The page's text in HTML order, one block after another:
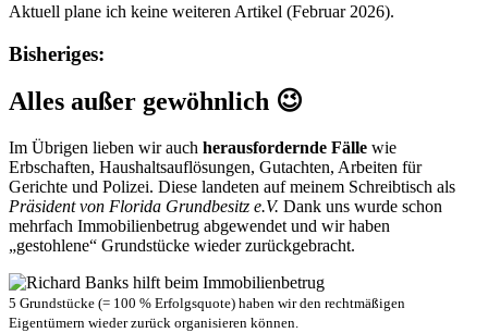
Aktuell plane ich keine weiteren Artikel (Februar 2026).
Bisheriges:
Alles außer gewöhnlich 😉
Im Übrigen lieben wir auch herausfordernde Fälle wie
Erbschaften, Haushaltsauflösungen, Gutachten, Arbeiten für
Gerichte und Polizei. Diese landeten auf meinem Schreibtisch als
Präsident von Florida Grundbesitz e.V. Dank uns wurde schon
mehrfach Immobilienbetrug abgewendet und wir haben
„gestohlene“ Grundstücke wieder zurückgebracht.
5 Grundstücke (= 100 % Erfolgsquote) haben wir den rechtmäßigen
Eigentümern wieder zurück organisieren können.